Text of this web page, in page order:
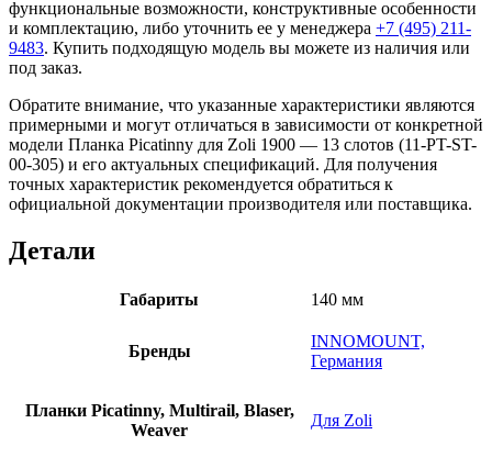
функциональные возможности, конструктивные особенности
и комплектацию, либо уточнить ее у менеджера +7 (495) 211-
9483. Купить подходящую модель вы можете из наличия или
под заказ.
Обратите внимание, что указанные характеристики являются
примерными и могут отличаться в зависимости от конкретной
модели Планка Picatinny для Zoli 1900 — 13 слотов (11-PT-ST-
00-305) и его актуальных спецификаций. Для получения
точных характеристик рекомендуется обратиться к
официальной документации производителя или поставщика.
Детали
Габариты 140 мм
Бренды
INNOMOUNT,
Германия
Планки Picatinny, Multirail, Blaser,
Weaver
Для Zoli